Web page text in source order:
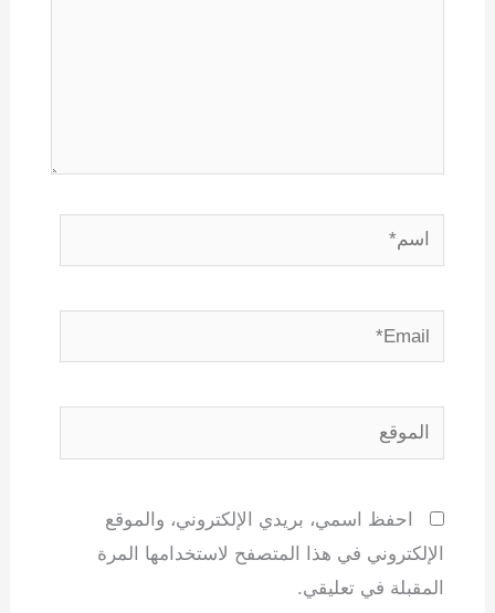
اسم*
Email*
الموقع
احفظ اسمي، بريدي الإلكتروني، والموقع
الإلكتروني في هذا المتصفح لاستخدامها المرة
المقبلة في تعليقي.